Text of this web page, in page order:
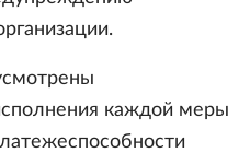
каждой меры